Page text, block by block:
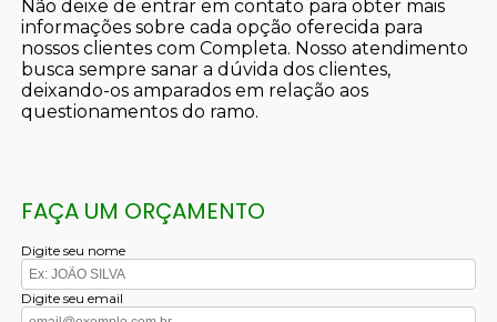
Não deixe de entrar em contato para obter mais
informações sobre cada opção oferecida para
nossos clientes com Completa. Nosso atendimento
busca sempre sanar a dúvida dos clientes,
deixando-os amparados em relação aos
questionamentos do ramo.
FAÇA UM ORÇAMENTO
Digite seu nome
Digite seu email